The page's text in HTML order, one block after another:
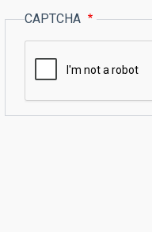
CAPTCHA